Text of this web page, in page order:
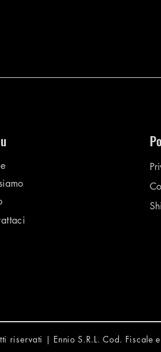
riservati | Ennio S.R.L. Cod. Fiscale